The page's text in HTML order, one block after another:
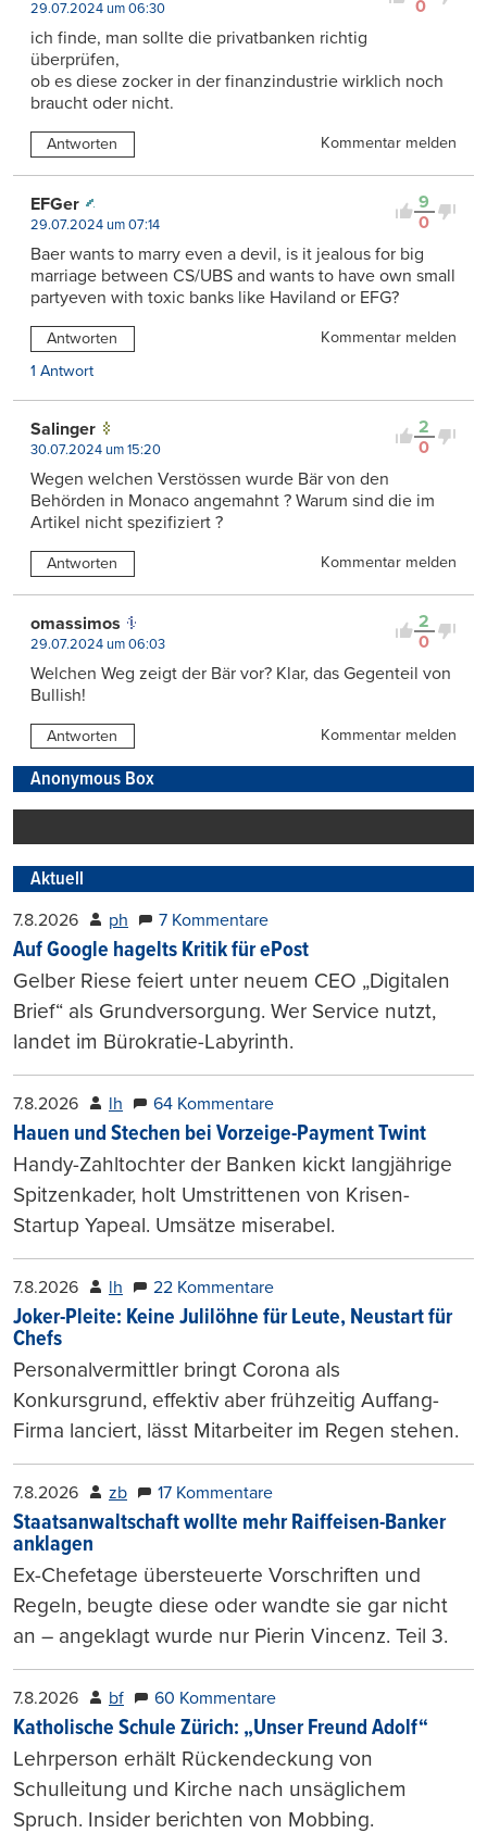
0
29.07.2024 um 06:30
ich finde, man sollte die privatbanken richtig
überprüfen,
ob es diese zocker in der finanzindustrie wirklich noch
braucht oder nicht.
Antworten Kommentar melden
9
0
EFGer
29.07.2024 um 07:14
Baer wants to marry even a devil, is it jealous for big
marriage between CS/UBS and wants to have own small
partyeven with toxic banks like Haviland or EFG?
Antworten
Kommentar melden
1 Antwort
2
0
Salinger
30.07.2024 um 15:20
Wegen welchen Verstössen wurde Bär von den
Behörden in Monaco angemahnt ? Warum sind die im
Artikel nicht spezifiziert ?
Antworten Kommentar melden
2
0
omassimos
29.07.2024 um 06:03
Welchen Weg zeigt der Bär vor? Klar, das Gegenteil von
Bullish!
Antworten Kommentar melden
Anonymous Box
Aktuell
7.8.2026 ph 7 Kommentare
Auf Google hagelts Kritik für ePost
Gelber Riese feiert unter neuem CEO „Digitalen
Brief“ als Grundversorgung. Wer Service nutzt,
landet im Bürokratie-Labyrinth.
7.8.2026 lh 64 Kommentare
Hauen und Stechen bei Vorzeige-Payment Twint
Handy-Zahltochter der Banken kickt langjährige
Spitzenkader, holt Umstrittenen von Krisen-
Startup Yapeal. Umsätze miserabel.
7.8.2026 lh 22 Kommentare
Joker-Pleite: Keine Julilöhne für Leute, Neustart für
Chefs
Personalvermittler bringt Corona als
Konkursgrund, effektiv aber frühzeitig Auffang-
Firma lanciert, lässt Mitarbeiter im Regen stehen.
7.8.2026 zb 17 Kommentare
Staatsanwaltschaft wollte mehr Raiffeisen-Banker
anklagen
Ex-Chefetage übersteuerte Vorschriften und
Regeln, beugte diese oder wandte sie gar nicht
an – angeklagt wurde nur Pierin Vincenz. Teil 3.
7.8.2026 bf 60 Kommentare
Katholische Schule Zürich: „Unser Freund Adolf“
Lehrperson erhält Rückendeckung von
Schulleitung und Kirche nach unsäglichem
Spruch. Insider berichten von Mobbing.